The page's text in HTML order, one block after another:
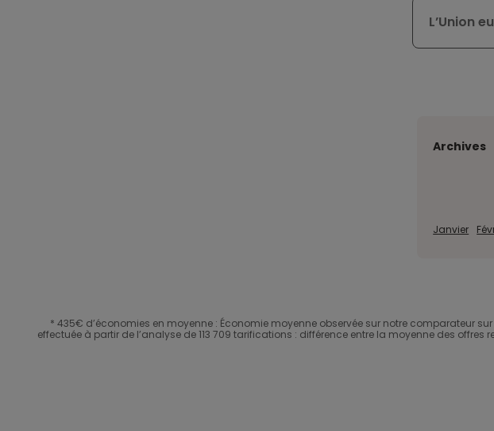
L’Union
Archives
Janvier
* 435€ d’économies en moyenne : Économie moyenne observée sur notre comparateur
effectuée à partir de l’analyse de 113 709 tarifications : différence entre la moyenne des